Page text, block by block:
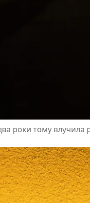
роки тому влучила